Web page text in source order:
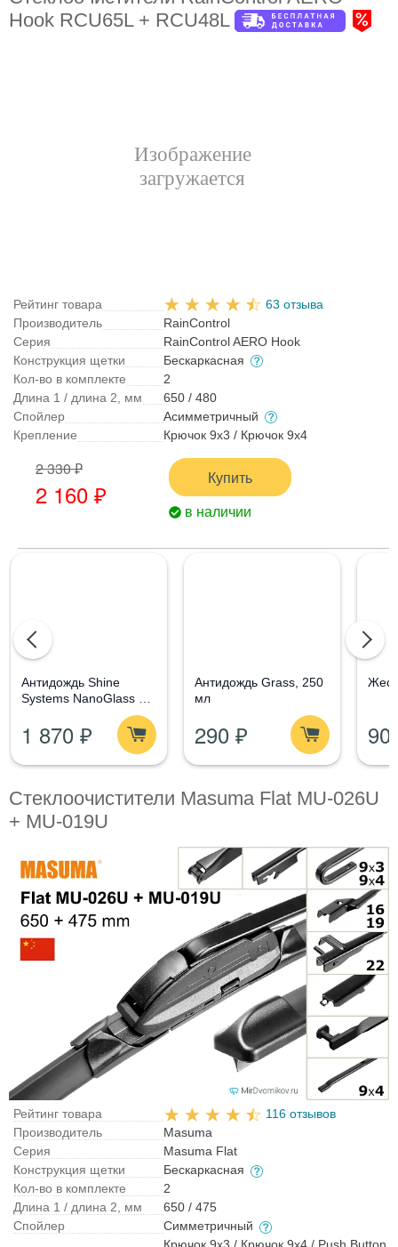
Hook RCU65L + RCU48L
Рейтинг товара
63 отзыва
Производитель
RainControl
Серия
RainControl AERO Hook
Конструкция щетки
Бескаркасная
Кол-во в комплекте
2
Длина 1 / длина 2, мм
650 / 480
Спойлер
Асимметричный
Крепление
Крючок 9x3 / Крючок 9x4
2 330 ₽
2 160 ₽
Купить
в наличии
Aнтидождь Shine
Systems NanoGlass Kit
- Набор по уходу за
стеклом
1 870 ₽
Антидождь Grass, 250
мл
290 ₽ 90
Стеклоочистители Masuma Flat MU-026U
+ MU-019U
Рейтинг товара
116 отзывов
Производитель
Masuma
Серия
Masuma Flat
Конструкция щетки
Бескаркасная
Кол-во в комплекте
2
Длина 1 / длина 2, мм
650 / 475
Спойлер
Симметричный